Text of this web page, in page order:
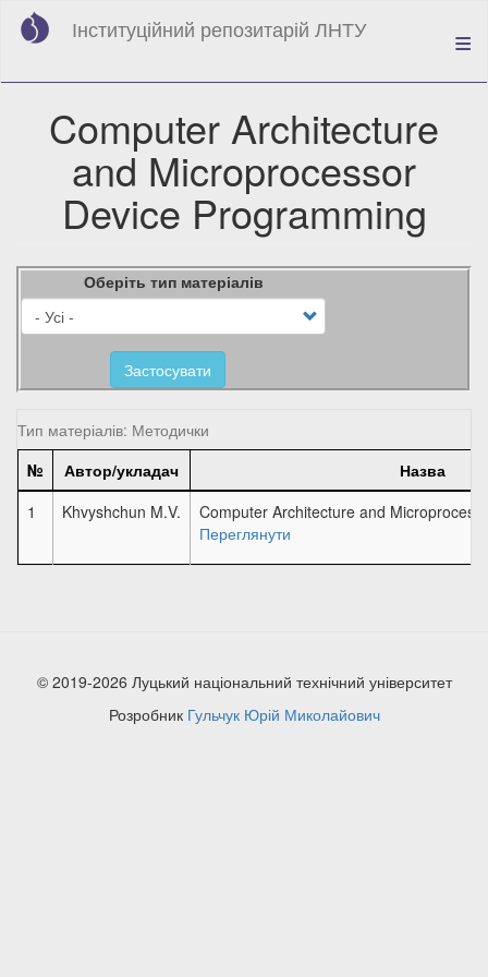
Перейти
вмісту
Інституційний репозитарій ЛНТУ
Computer Architecture
and Microprocessor
Device Programming
Оберіть тип матеріалів
Застосувати
Тип матеріалів: Методички
№
Автор/укладач
Назва
1
Khvyshchun M.V.
Computer Architecture and
Переглянути
© 2019-2026 Луцький національний технічний університет
Розробник Гульчук Юрій Миколайович